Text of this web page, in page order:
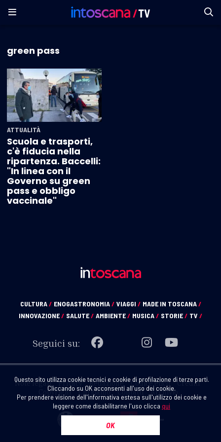
green pass
ATTUALITÀ
Scuola e trasporti,
c'è fiducia nella
ripartenza. Baccelli:
"In linea con il
Governo su green
pass e obbligo
vaccinale"
CULTURA/ ENOGASTRONOMIA/ VIAGGI / MADE IN TOSCANA/
INNOVAZIONE/ SALUTE/ AMBIENTE/ MUSICA/ STORIE/ TV /
Seguici su:
Note legali Privacy Redazione Codice etico
Crediti
Copyright
Chi siamo Contatti Archivio
Questo sito utilizza cookie tecnici e cookie di profilazione di terze parti.
Cliccando su OK acconsenti all'uso dei cookie.
Per prendere visione dell'informativa estesa sull'utilizzo dei cookie e
leggere come disabilitarne l'uso clicca qui
OK